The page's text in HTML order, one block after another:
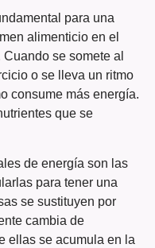
para una
alimenticio en el
se somete al
o se lleva un ritmo
consume más energía.
que se
de energía son las
para tener una
se sustituyen por
cambia de
ellas se acumula en la